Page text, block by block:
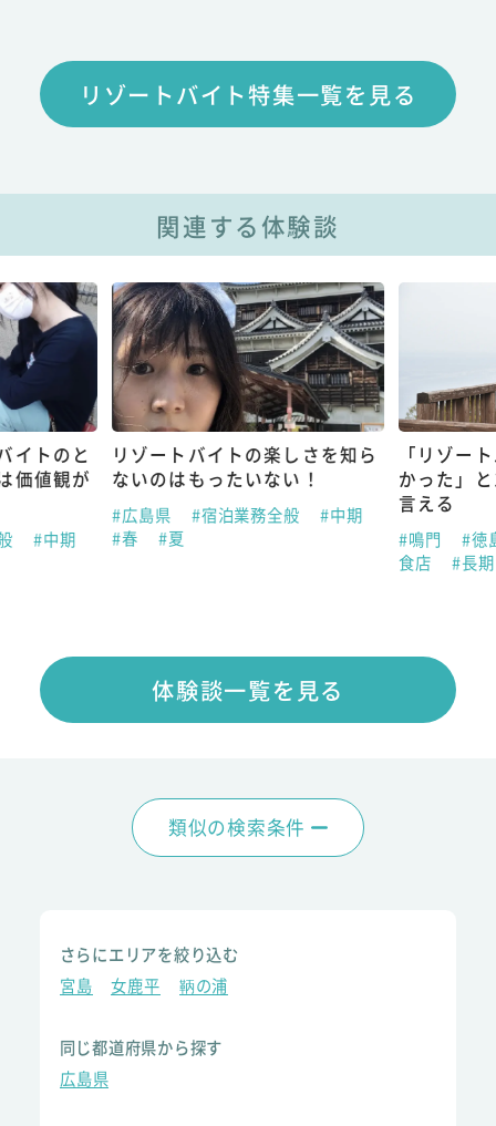
リゾートバイト特集一覧を見る
関連する体験談
イトのと
価値観が
#中期
リゾートバイトの楽しさを知ら
ないのはもったいない！
#広島県 #宿泊業務全般
#中期
#春
#夏
「リゾー
かった」
言える
#鳴門
#徳
食店
#長
体験談一覧を見る
類似の検索条件
さらにエリアを絞り込む
宮島
女鹿平 鞆の浦
同じ都道府県から探す
広島県